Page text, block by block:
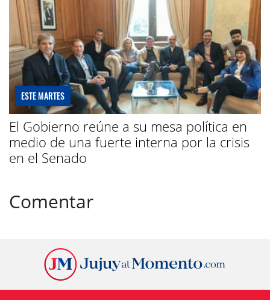
ESTE MARTES
El Gobierno reúne a su mesa política en
medio de una fuerte interna por la crisis
en el Senado
Comentar